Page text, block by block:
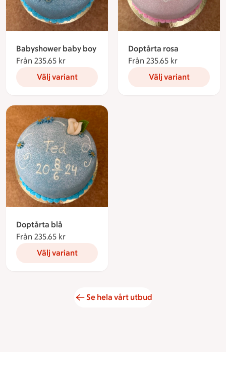
Babyshower baby boy
Från 235.65 kr Från 235.65 kronor
Välj variant
Doptårta rosa
Från 235.65 kr
Välj variant
Doptårta blå
Från 235.65 kr
Välj variant
Se hela vårt utbud